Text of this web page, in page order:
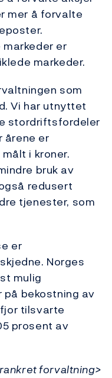
mer å forvalte
er
markeder.
som
Vi har utnyttet
stordriftsfordeler
årene er
i kroner.
bruk av
redusert
tjenester, som
er
Norges
mulig
bekostning av
tilsvarte
prosent av
forvaltning>